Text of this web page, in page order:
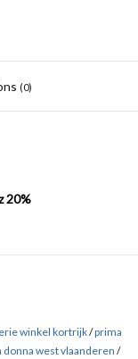
(0)
20%
winkel kortrijk/prima
donna west vlaanderen /